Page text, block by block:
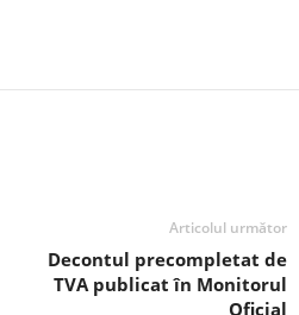
Articolul următor
Decontul precompletat de
TVA publicat în Monitorul
Oficial